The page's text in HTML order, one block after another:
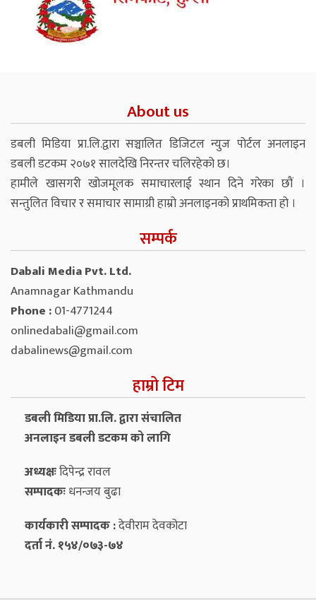
About us
डबली मिडिया प्रा.लि.द्वारा सञ्चालित डिजिटल न्युज पोर्टल अनलाइन
डबली डटकम २०७१ सालदेखि निरन्तर चलिरहेको छ।
हामीले खासगरी खोजमूलक समाचारलाई स्थान दिने गरेका छौं ।
सन्तुलित विचार र समाचार सामाग्री हाम्रो अनलाइनको प्राथमिकता हो ।
सम्पर्क
Dabali Media Pvt. Ltd.
Anamnagar Kathmandu
Phone :01-4771244
onlinedabali@gmail.com
dabalinews@gmail.com
हाम्रो टिम
डबली मिडिया प्रा.लि. द्वारा संचालित
अनलाइन डबली डटकम को लागि
अध्यक्षःदिपेन्द्र रावल
सम्पादकःधनन्‍जय बुढा
कार्यकारी सम्पादक :देवीराम देवकोटा
दर्ता नं. १५४/०७३-७४